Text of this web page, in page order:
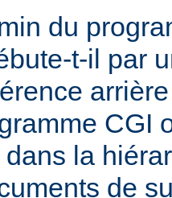
du
t-il par
CGI
la
de